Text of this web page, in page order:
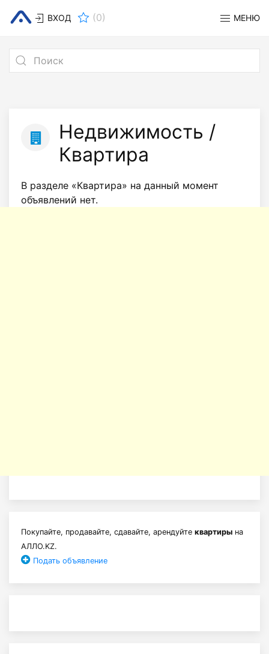
ВХОД (0) МЕНЮ
Недвижимость /
Квартира
В разделе «Квартира» на данный момент
объявлений нет.
Покупайте, продавайте, сдавайте, арендуйте квартиры на
АЛЛО.KZ.
Подать объявление